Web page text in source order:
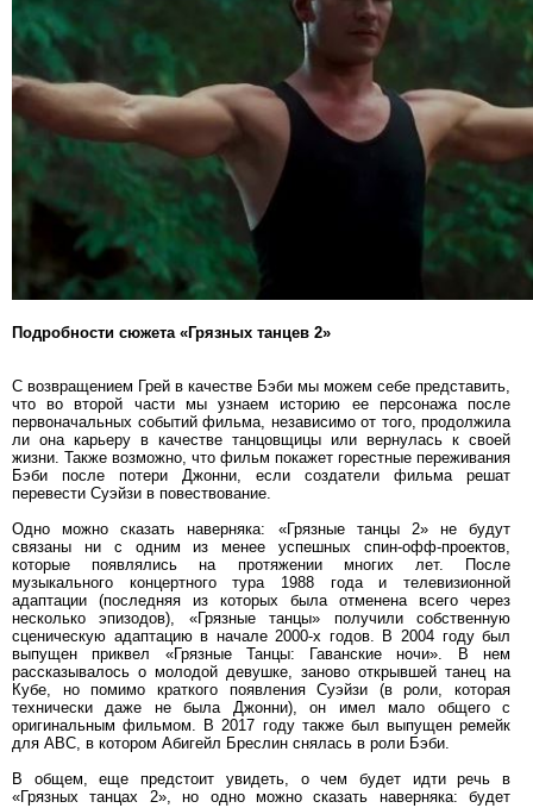
Подробности сюжета «Грязных танцев 2»
С возвращением Грей в качестве Бэби мы можем себе представить,
что во второй части мы узнаем историю ее персонажа после
первоначальных событий фильма, независимо от того, продолжила
ли она карьеру в качестве танцовщицы или вернулась к своей
жизни. Также возможно, что фильм покажет горестные переживания
Бэби после потери Джонни, если создатели фильма решат
перевести Суэйзи в повествование.
Одно можно сказать наверняка: «Грязные танцы 2» не будут
связаны ни с одним из менее успешных спин-офф-проектов,
которые появлялись на протяжении многих лет. После
музыкального концертного тура 1988 года и телевизионной
адаптации (последняя из которых была отменена всего через
несколько эпизодов), «Грязные танцы» получили собственную
сценическую адаптацию в начале 2000-х годов. В 2004 году был
выпущен приквел «Грязные Танцы: Гаванские ночи». В нем
рассказывалось о молодой девушке, заново открывшей танец на
Кубе, но помимо краткого появления Суэйзи (в роли, которая
технически даже не была Джонни), он имел мало общего с
оригинальным фильмом. В 2017 году также был выпущен ремейк
для ABC, в котором Абигейл Бреслин снялась в роли Бэби.
В общем, еще предстоит увидеть, о чем будет идти речь в
«Грязных танцах 2», но одно можно сказать наверняка: будет